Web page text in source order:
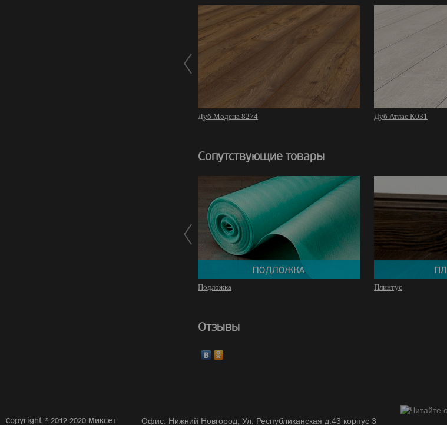
Дуб Модена 8274 Дуб Атлас К031
Сопутствующие товары
Подложка Плинтус
Отзывы
Copyright © 2012-2020 Миксет Офис: Нижний Новгород, Ул. Республиканская д.43 корпус 3